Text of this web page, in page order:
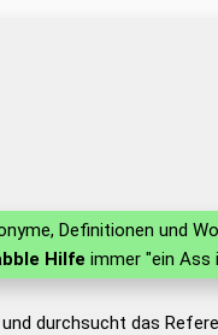
Definitionen und
Hilfe immer "ein Ass
durchsucht das